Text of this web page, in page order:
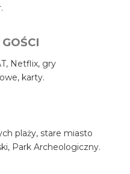
Netflix, gry
karty.
plaży, stare miasto
Park Archeologiczny.